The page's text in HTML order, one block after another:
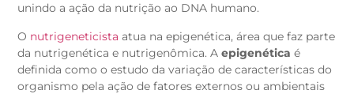
unindo a ação da nutrição ao DNA humano.
O nutrigeneticista atua na epigenética, área que faz parte
da nutrigenética e nutrigenômica. Aepigenética é
definida como o estudo da variação de características do
organismo pela ação de fatores externos ou ambientais